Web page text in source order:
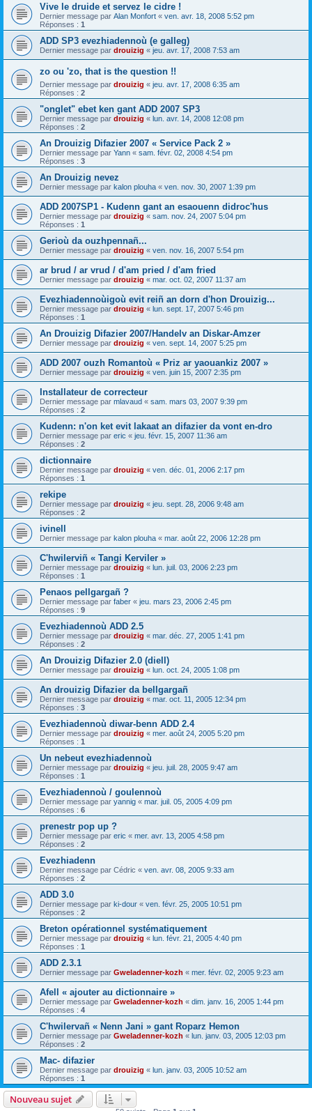
Vive le druide et servez le cidre !
Dernier message par Alan Monfort « ven. avr. 18, 2008 5:52 pm
Réponses : 1
ADD SP3 evezhiadennoù (e galleg)
Dernier message par drouizig « jeu. avr. 17, 2008 7:53 am
zo ou 'zo, that is the question !!
Dernier message par drouizig « jeu. avr. 17, 2008 6:35 am
Réponses : 2
"onglet" ebet ken gant ADD 2007 SP3
Dernier message par drouizig « lun. avr. 14, 2008 12:08 pm
Réponses : 2
An Drouizig Difazier 2007 « Service Pack 2 »
Dernier message par Yann « sam. févr. 02, 2008 4:54 pm
Réponses : 3
An Drouizig nevez
Dernier message par kalon plouha « ven. nov. 30, 2007 1:39 pm
ADD 2007SP1 - Kudenn gant an esaouenn didroc'hus
Dernier message par drouizig « sam. nov. 24, 2007 5:04 pm
Réponses : 1
Gerioù da ouzhpennañ...
Dernier message par drouizig « ven. nov. 16, 2007 5:54 pm
ar brud / ar vrud / d'am pried / d'am fried
Dernier message par drouizig « mar. oct. 02, 2007 11:37 am
Evezhiadennoùigoù evit reiñ an dorn d'hon Drouizig...
Dernier message par drouizig « lun. sept. 17, 2007 5:46 pm
Réponses : 1
An Drouizig Difazier 2007/Handelv an Diskar-Amzer
Dernier message par drouizig « ven. sept. 14, 2007 5:25 pm
ADD 2007 ouzh Romantoù « Priz ar yaouankiz 2007 »
Dernier message par drouizig « ven. juin 15, 2007 2:35 pm
Installateur de correcteur
Dernier message par mlavaud « sam. mars 03, 2007 9:39 pm
Réponses : 2
Kudenn: n'on ket evit lakaat an difazier da vont en-dro
Dernier message par eric « jeu. févr. 15, 2007 11:36 am
Réponses : 2
dictionnaire
Dernier message par drouizig « ven. déc. 01, 2006 2:17 pm
Réponses : 1
rekipe
Dernier message par drouizig « jeu. sept. 28, 2006 9:48 am
Réponses : 2
ivinell
Dernier message par kalon plouha « mar. août 22, 2006 12:28 pm
C'hwilerviñ « Tangi Kerviler »
Dernier message par drouizig « lun. juil. 03, 2006 2:23 pm
Réponses : 1
Penaos pellgargañ ?
Dernier message par faber « jeu. mars 23, 2006 2:45 pm
Réponses : 9
Evezhiadennoù ADD 2.5
Dernier message par drouizig « mar. déc. 27, 2005 1:41 pm
Réponses : 2
An Drouizig Difazier 2.0 (diell)
Dernier message par drouizig « lun. oct. 24, 2005 1:08 pm
An drouizig Difazier da bellgargañ
Dernier message par drouizig « mar. oct. 11, 2005 12:34 pm
Réponses : 3
Evezhiadennoù diwar-benn ADD 2.4
Dernier message par drouizig « mer. août 24, 2005 5:20 pm
Réponses : 1
Un nebeut evezhiadennoù
Dernier message par drouizig « jeu. juil. 28, 2005 9:47 am
Réponses : 1
Evezhiadennoù / goulennoù
Dernier message par yannig « mar. juil. 05, 2005 4:09 pm
Réponses : 6
prenestr pop up ?
Dernier message par eric « mer. avr. 13, 2005 4:58 pm
Réponses : 2
Evezhiadenn
Dernier message par Cédric « ven. avr. 08, 2005 9:33 am
Réponses : 2
ADD 3.0
Dernier message par ki-dour « ven. févr. 25, 2005 10:51 pm
Réponses : 2
Breton opérationnel systématiquement
Dernier message par drouizig « lun. févr. 21, 2005 4:40 pm
Réponses : 1
ADD 2.3.1
Dernier message par Gweladenner-kozh « mer. févr. 02, 2005 9:23 am
Afell « ajouter au dictionnaire »
Dernier message par Gweladenner-kozh « dim. janv. 16, 2005 1:44 pm
Réponses : 4
C'hwilervañ « Nenn Jani » gant Roparz Hemon
Dernier message par Gweladenner-kozh « lun. janv. 03, 2005 12:03 pm
Réponses : 2
Mac- difazier
Dernier message par drouizig « lun. janv. 03, 2005 10:52 am
Réponses : 1
Nouveau sujet